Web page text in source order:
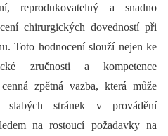
reprodukovatelný a snadno
chirurgických dovedností při
Toto hodnocení slouží nejen ke
zručnosti a kompetence
zpětná vazba, která může
stránek v provádění
na rostoucí požadavky na